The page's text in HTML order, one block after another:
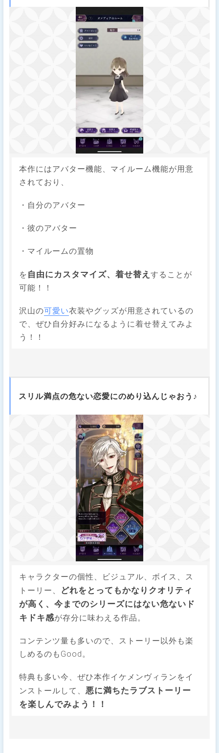
本作にはアバター機能、マイルーム機能が用意
されており、
・自分のアバター
・彼のアバター
・マイルームの置物
を 自由にカスタマイズ、着せ替えすることが
可能！！
沢山の可愛い衣装やグッズが用意されているの
で、ぜひ自分好みになるように着せ替えてみよ
う！！
スリル満点の危ない恋愛にのめり込んじゃおう♪
キャラクターの個性、ビジュアル、ボイス、ス
トーリー、 どれをとってもかなりクオリティ
が高く、今までのシリーズにはない危ないド
キドキ感が存分に味わえる作品。
コンテンツ量も多いので、ストーリー以外も楽
しめるのもGood。
特典も多い今、ぜひ本作イケメンヴィランをイ
ンストールして、悪に満ちたラブストーリー
を楽しんでみよう！！